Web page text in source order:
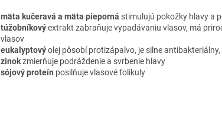
mäta kučeravá a mäta pieporná stimulujú pokožky hlavy a
túžobníkovýextrakt zabraňuje vypadávaniu vlasov, má
vlasov
eukalyptovýolej pôsobí protizápalvo, je silne
zinokzmierňuje podráždenie a svrbenie hlavy
sójový proteín posilňuje vlasové folikuly